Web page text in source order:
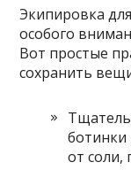
Экипировка
особого
Вот простые
сохранить
ботинки
от соли,